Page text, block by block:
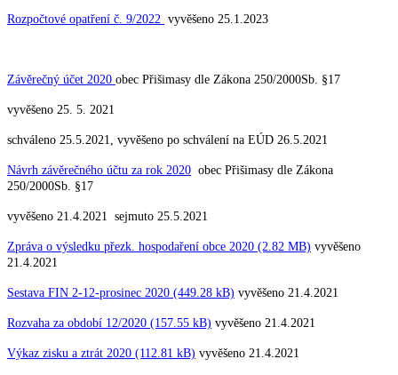
Rozpočtové opatření č. 9/2022 vyvěšeno 25.1.2023
Závěrečný účet 2020 obec Přišimasy dle Zákona 250/2000Sb. §17
vyvěšeno 25. 5. 2021
schváleno 25.5.2021, vyvěšeno po schválení na EÚD 26.5.2021
Návrh závěrečného účtu za rok 2020 obec Přišimasy dle Zákona
250/2000Sb. §17
vyvěšeno 21.4.2021 sejmuto 25.5.2021
Zpráva o výsledku přezk. hospodaření obce 2020 (2.82 MB) vyvěšeno
21.4.2021
Sestava FIN 2-12-prosinec 2020 (449.28 kB) vyvěšeno 21.4.2021
Rozvaha za období 12/2020 (157.55 kB) vyvěšeno 21.4.2021
Výkaz zisku a ztrát 2020 (112.81 kB) vyvěšeno 21.4.2021